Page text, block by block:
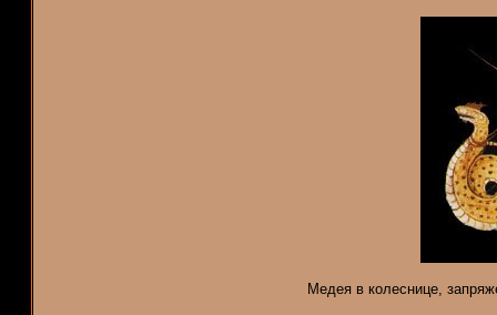
Медея в колеснице,